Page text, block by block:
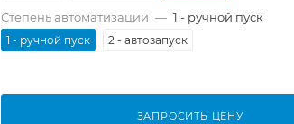
Степень автоматизации — 1 - ручной пуск
1 - ручной пуск 2 - автозапуск
ЗАПРОСИТЬ ЦЕНУ